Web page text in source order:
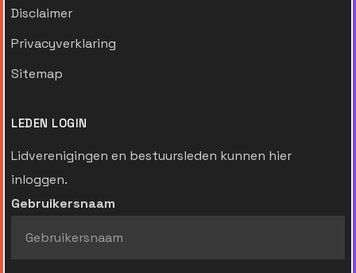
Disclaimer
Privacyverklaring
Sitemap
LEDEN LOGIN
Lidverenigingen en bestuursleden kunnen hier
inloggen.
Gebruikersnaam